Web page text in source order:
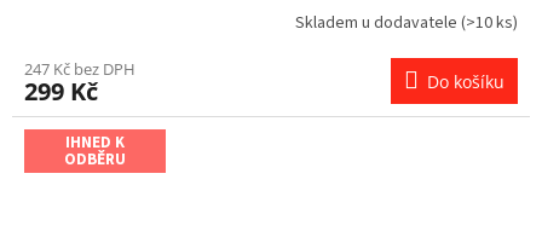
Skladem u dodavatele (>10 ks)
247 Kč bez DPH
299 Kč Do košíku
IHNED K
ODBĚRU